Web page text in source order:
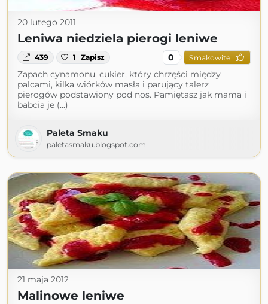
20 lutego 2011
Leniwa niedziela pierogi leniwe
439 1 Zapisz 0 Smakowite
Zapach cynamonu, cukier, który chrzęści między
palcami, kilka wiórków masła i parujący talerz
pierogów podstawiony pod nos. Pamiętasz jak mama i
babcia je (...)
Paleta Smaku
paletasmaku.blogspot.com
21 maja 2012
Malinowe leniwe